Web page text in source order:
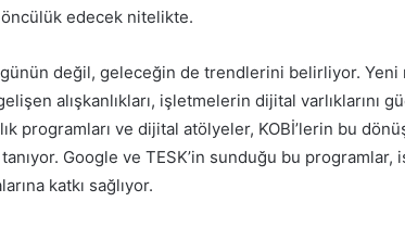
edecek nitelikte.
değil, geleceğin de trendlerini belirliyor.
alışkanlıkları, işletmelerin dijital varlıklarını
programları ve dijital atölyeler, KOBİ’lerin bu
Google ve TESK’in sunduğu bu
katkı sağlıyor.